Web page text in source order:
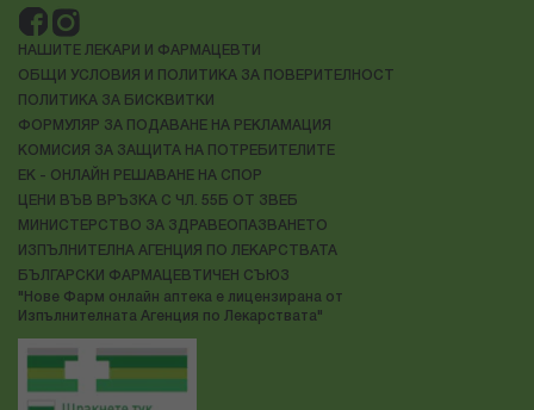
НАШИТЕ ЛЕКАРИ И ФАРМАЦЕВТИ
ОБЩИ УСЛОВИЯ И ПОЛИТИКА ЗА ПОВЕРИТЕЛНОСТ
ПОЛИТИКА ЗА БИСКВИТКИ
ФОРМУЛЯР ЗА ПОДАВАНЕ НА РЕКЛАМАЦИЯ
КОМИСИЯ ЗА ЗАЩИТА НА ПОТРЕБИТЕЛИТЕ
ЕК - ОНЛАЙН РЕШАВАНЕ НА СПОР
ЦЕНИ ВЪВ ВРЪЗКА С ЧЛ. 55Б ОТ ЗВЕБ
МИНИСТЕРСТВО ЗА ЗДРАВЕОПАЗВАНЕТО
ИЗПЪЛНИТЕЛНА АГЕНЦИЯ ПО ЛЕКАРСТВАТА
БЪЛГАРСКИ ФАРМАЦЕВТИЧЕН СЪЮЗ
"Нове Фарм онлайн аптека е лицензирана от
Изпълнителната Агенция по Лекарствата"